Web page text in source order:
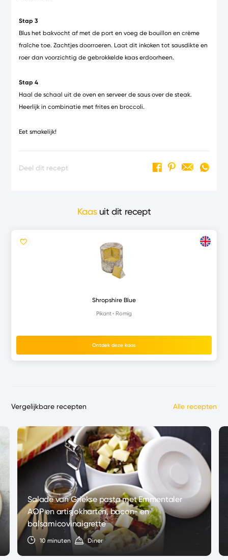
Stap 3
Blus het bakvocht af met de port en voeg de bouillon en crème
fraîche toe. Zachtjes doorroeren. Laat dit inkoken tot sausdikte en
roer dan voorzichtig de gebrokkelde kaas erdoorheen.
Stap 4
Haal de schaal uit de oven en serveer de saus over de steak.
Heerlijk in combinatie met frites en broccoli.
Eet smakelijk!
Deel dit recept
Kaasuit dit recept
Shropshire Blue
Pikant Romig
Ontdek deze kaas
Vergelijkbare recepten Alle recepten
Salade van Griekse pasta met Emmentaler
AOP en artisjokharten, bacon- en
balsamicovinaigrette
10 minuten Diner